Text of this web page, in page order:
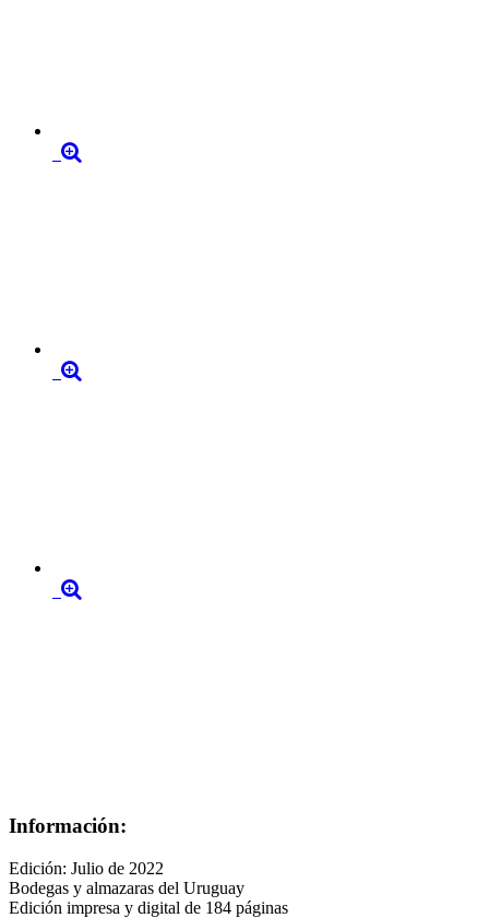
Información:
Edición: Julio de 2022
Bodegas y almazaras del Uruguay
Edición impresa y digital de 184 páginas